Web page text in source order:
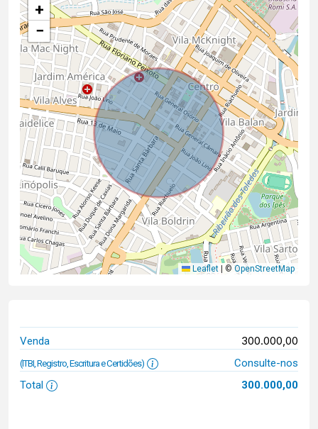
+
−
Leaflet © OpenStreetMap
Venda 300.000,00
(ITBI, Registro, Escritura e Certidões)
Consulte-nos
Total
300.000,00